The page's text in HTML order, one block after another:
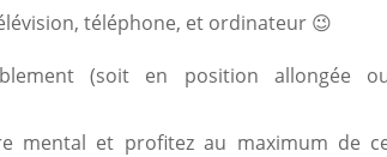
téléphone, et ordinateur 😉
(soit en position allongée
mental et profitez au maximum de